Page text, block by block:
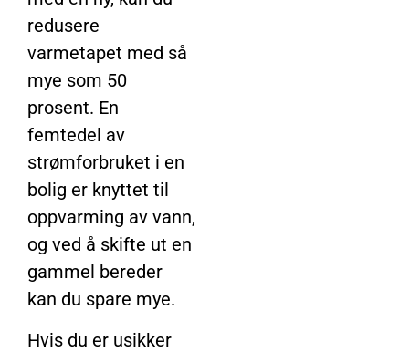
redusere
varmetapet med så
mye som 50
prosent. En
femtedel av
strømforbruket i en
bolig er knyttet til
oppvarming av vann,
og ved å skifte ut en
gammel bereder
kan du spare mye.
Hvis du er usikker